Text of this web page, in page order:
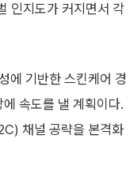
인지도가 커지면서 각
에 기반한 스킨케어 경
속도를 낼 계획이다.
채널 공략을 본격화